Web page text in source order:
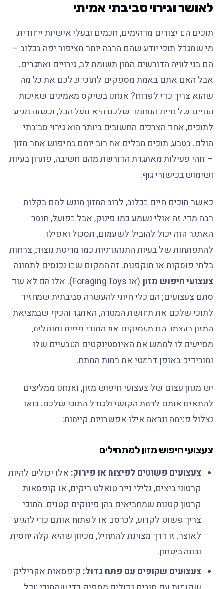
לאושר וגירוי סביבתי אמיתי
תוכים הם יצורים מדהימים, חכמים ובעלי אישיות ייחודית.
מי שמגדל תוכי יודע שהם הרבה יותר מציפור יפה בכלוב –
הם בני לוויה הדורשים המון תשומת לב, גירויים ואתגרים.
אבל האם אתם באמת מספקים לתוכי שלכם את כל מה
שהוא צריך כדי לפרוח? אנחנו בשיקס מאמינים שאיכות
החיים של חיית המחמד שלכם היא מעל הכל, וכשזה מגיע
לתוכים, אחד הצרכים החשובים ביותר הוא גירוי סביבתי
הולם. בטבע, תוכים מבלים את רוב יומם בחיפוש אחר מזון
– זוהי פעילות מאתגרת הדורשת מהם חשיבה, פתרון בעיות
ושימוש בכישורי גוף.
כאשר תוכים חיים בכלוב, לרוב המזון מוגש להם בקלות
רבה מדי. זה אולי נשמע כמו פינוק, אבל בפועל, חוסר
האתגר הזה יכול להוביל לשעמום, תסכול ואפילו
להתפתחות של בעיות התנהגותיות כמו מריטת נוצות, צרחות
בלתי פוסקות או תוקפנות. זה המקום שבו נכנסים לתמונה
צעצועי חיפוש מזון
(או Foraging Toys). אלו הם לא עוד
סתם צעצועים; הם כלי חיוני להעשרה סביבתית שמחזיר
לתוכי שלכם את תחושת המטרה, האתגר והכיף שבמציאת
המזון בעצמו. הם מעסיקים את התוכי פיזית ומנטלית,
מסייעים לו לממש את האינסטינקטים הטבעיים שלו
ומורידים באופן דרמטי את רמות המתח.
יש מגוון עצום של צעצועי חיפוש מזון, ואנחנו ממליצים
להתאים אותם לרמת הקושי ולגודל התוכי שלכם. בואו
נצלול פנימה ונראה אילו אפשרויות קיימות:
צעצועי חיפוש מזון למתחילים
צעצועים פשוטים לפיצוח או פירוק:אלו יכולים להיות
קרטוני ביצים, גלילי נייר טואלט ריקים, או קופסאות
קרטון קטנות שמחביאים בהן פינוקים קטנים. התוכי
צריך פשוט לקרוע, לכרסם או לפתוח אותם כדי להגיע
לאוצר. זו דרך מצוינת להתחיל, מכיוון שהיא קלה יחסית
ובונה ביטחון.
צעצועים שקופים עם פתח גדול:קופסאות אקריליק